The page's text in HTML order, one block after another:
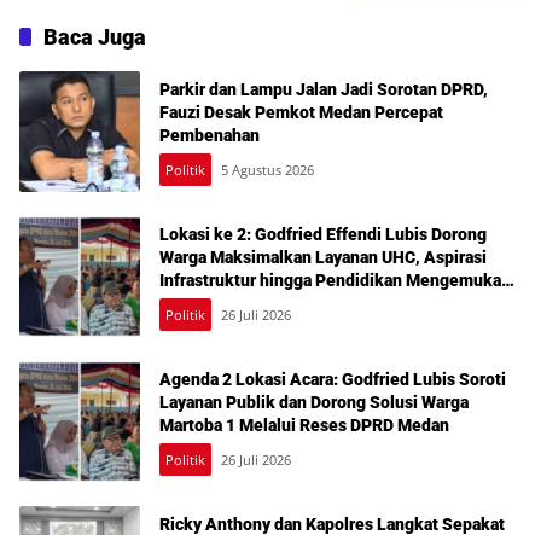
Baca Juga
Parkir dan Lampu Jalan Jadi Sorotan DPRD,
Fauzi Desak Pemkot Medan Percepat
Pembenahan
Politik 5 Agustus 2026
Lokasi ke 2: Godfried Effendi Lubis Dorong
Warga Maksimalkan Layanan UHC, Aspirasi
Infrastruktur hingga Pendidikan Mengemuka
dalam Reses Medan Amplas
Politik 26 Juli 2026
Agenda 2 Lokasi Acara: Godfried Lubis Soroti
Layanan Publik dan Dorong Solusi Warga
Martoba 1 Melalui Reses DPRD Medan
Politik 26 Juli 2026
Ricky Anthony dan Kapolres Langkat Sepakat